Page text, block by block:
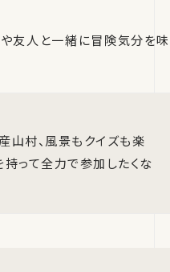
友人と一緒に冒険気分を味
山村、風景もクイズも楽
持って全力で参加したくな